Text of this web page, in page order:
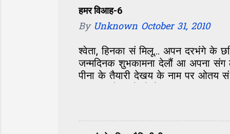
छलखिन्ह. मेंहदी हसन
दिखलखिन्ह आओर
हमर विआह-6
By Unknown October 31, 2010
श्वेता, हिनका सं मिलू... अपन दरभंगे के
जन्मदिनक शुभकामना देलौं आ अपना संग
पीना के तैयारी देखय के नाम पर ओतय
हाए शेखर, केहन छी अहां? की सभ भ